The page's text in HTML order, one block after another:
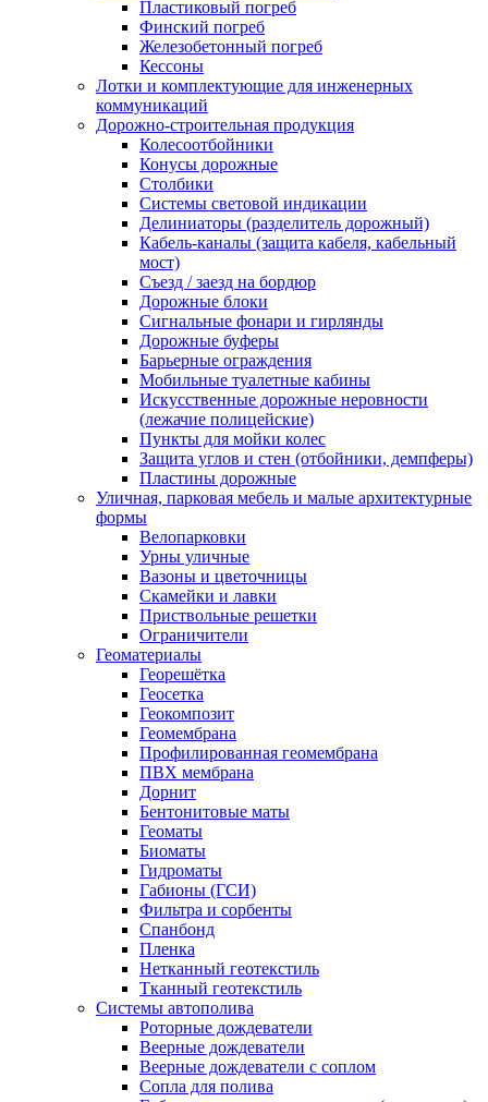
Пластиковый погреб
Финский погреб
Железобетонный погреб
Кессоны
Лотки и комплектующие для инженерных
коммуникаций
Дорожно-строительная продукция
Колесоотбойники
Конусы дорожные
Столбики
Системы световой индикации
Делиниаторы (разделитель дорожный)
Кабель-каналы (защита кабеля, кабельный
мост)
Съезд / заезд на бордюр
Дорожные блоки
Сигнальные фонари и гирлянды
Дорожные буферы
Барьерные ограждения
Мобильные туалетные кабины
Искусственные дорожные неровности
(лежачие полицейские)
Пункты для мойки колес
Защита углов и стен (отбойники, демпферы)
Пластины дорожные
Уличная, парковая мебель и малые архитектурные
формы
Велопарковки
Урны уличные
Вазоны и цветочницы
Скамейки и лавки
Приствольные решетки
Ограничители
Геоматериалы
Георешётка
Геосетка
Геокомпозит
Геомембрана
Профилированная геомембрана
ПВХ мембрана
Дорнит
Бентонитовые маты
Геоматы
Биоматы
Гидроматы
Габионы (ГСИ)
Фильтра и сорбенты
Спанбонд
Пленка
Нетканный геотекстиль
Тканный геотекстиль
Системы автополива
Роторные дождеватели
Веерные дождеватели
Веерные дождеватели с соплом
Сопла для полива